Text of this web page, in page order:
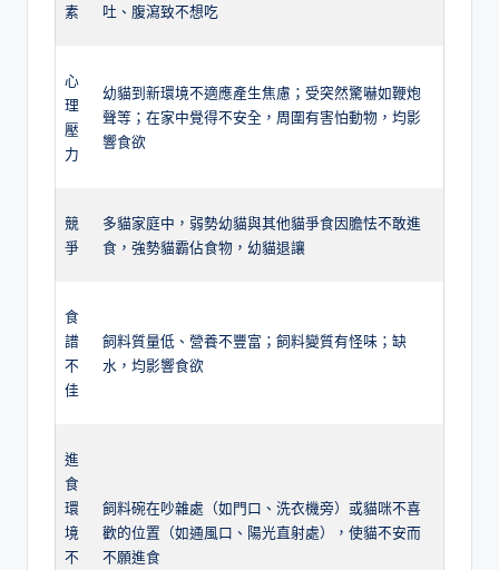
素
吐、腹瀉致不想吃
心
理
壓
力
幼貓到新環境不適應產生焦慮；受突然驚嚇如鞭炮
聲等；在家中覺得不安全，周圍有害怕動物，均影
響食欲
競
爭
多貓家庭中，弱勢幼貓與其他貓爭食因膽怯不敢進
食，強勢貓霸佔食物，幼貓退讓
食
譜
不
佳
飼料質量低、營養不豐富；飼料變質有怪味；缺
水，均影響食欲
進
食
環
境
不
飼料碗在吵雜處（如門口、洗衣機旁）或貓咪不喜
歡的位置（如通風口、陽光直射處），使貓不安而
不願進食